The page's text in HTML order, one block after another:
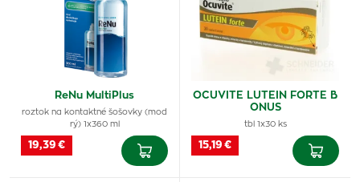
ReNu MultiPlus
roztok na kontaktné šošovky (mod
rý) 1x360 ml
19,39 €
OCUVITE LUTEIN FORTE B
ONUS
tbl 1x30 ks
15,19 €